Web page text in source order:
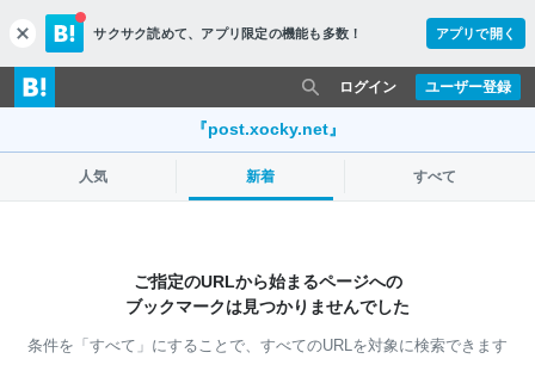
c
l
o
s
サクサク読めて、 アプリ限定の機能も多数！ アプリで開く
ユーザー登録
ログイン
『post.xocky.net』
人気 新着 すべて
ご指定のURLから始まるページへの
ブックマークは見つかりませんでした
条件を「すべて」にすることで、 すべてのURLを対象に検索できます